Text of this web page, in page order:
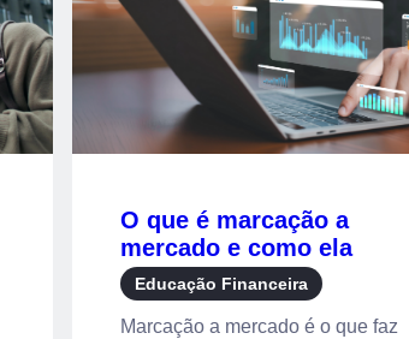
O que é marcação a
mercado e como ela
afeta seus
investimentos?
Educação Financeira
Marcação a mercado é o que faz